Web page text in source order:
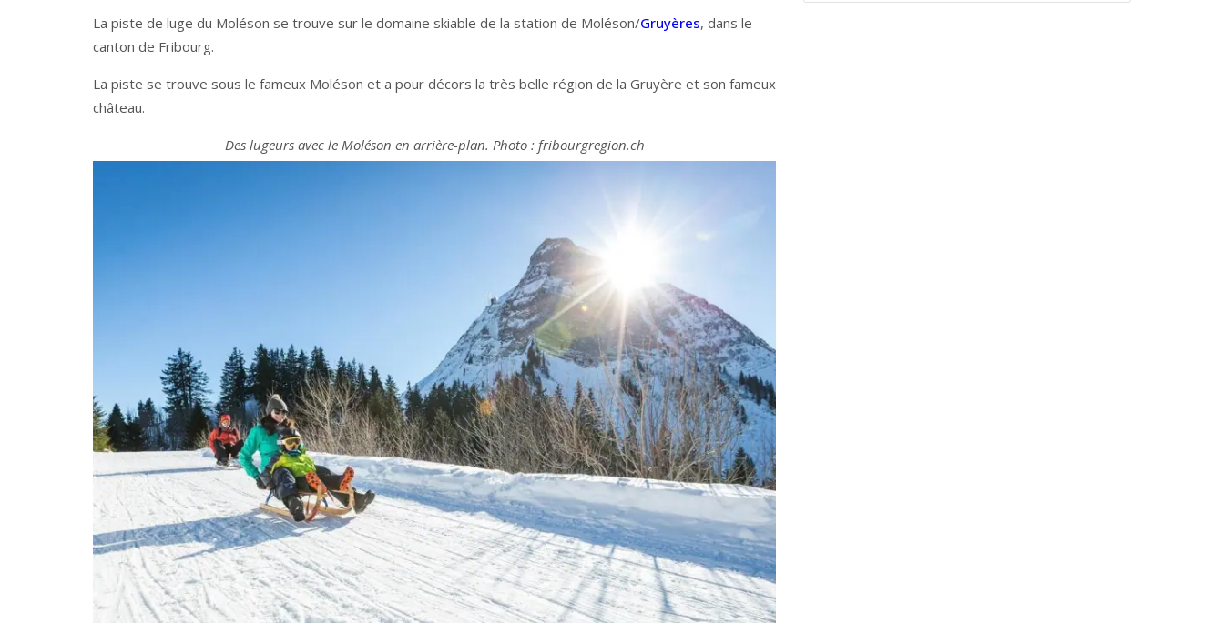
La piste de luge du Moléson se trouve sur le domaine skiable de la station de Moléson/Gruyères, dans le
canton de Fribourg.
La piste se trouve sous le fameux Moléson et a pour décors la très belle région de la Gruyère et son fameux
château.
Des lugeurs avec le Moléson en arrière-plan. Photo : fribourgregion.ch